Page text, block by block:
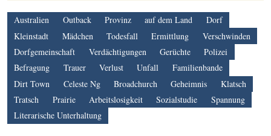
Australien Outback Provinz auf dem Land
Dorf
Kleinstadt
Mädchen Todesfall Ermittlung
Verschwinden
Dorfgemeinschaft
Verdächtigungen Gerüchte
Polizei
Befragung
Trauer Verlust Unfall
Familienbande
Dirt Town
Celeste Ng Broadchurch Geheimnis
Klatsch
Tratsch
Prairie Arbeitslosigkeit Sozialstudie
Spannung
Literarische Unterhaltung